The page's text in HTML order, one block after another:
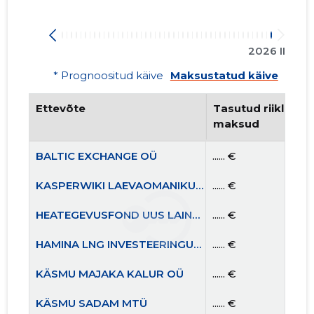
2026 II
* Prognoositud käive
Maksustatud käive
Ettevõte
Tasutud riiklikud
maksud
BALTIC EXCHANGE OÜ ...... €
KASPERWIKI LAEVAOMANIKUD OÜ ...... €
HEATEGEVUSFOND UUS LAINE MTÜ ...... €
HAMINA LNG INVESTEERINGUD OÜ ...... €
KÄSMU MAJAKA KALUR OÜ ...... €
KÄSMU SADAM MTÜ ...... €